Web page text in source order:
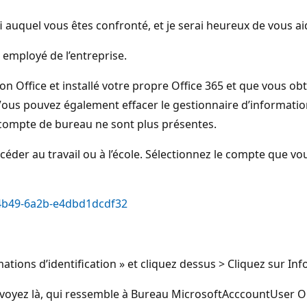
auquel vous êtes confronté, et je serai heureux de vous
de l’entreprise.
Office et installé votre propre Office 365 et que vous
pouvez également effacer le gestionnaire
de bureau ne sont plus présentes.
au travail ou à l’école. Sélectionnez le compte que
6a2b-e4dbd1dcdf32
d’identification » et cliquez dessus > Cliquez sur
là, qui ressemble à Bureau MicrosoftAcccountUser